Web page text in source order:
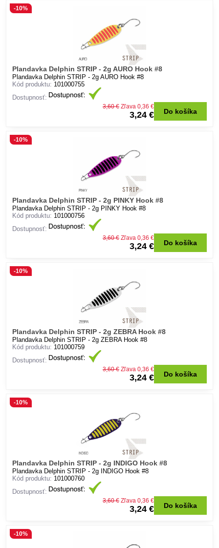
Plandavka Delphin STRIP - 2g AURO Hook #8
-10%
Plandavka Delphin STRIP - 2g AURO Hook #8
Kód produktu: 101000755
Dostupnosť:
3,24 €
3,60 € Zľava 0,36 €
Do košíka
Plandavka Delphin STRIP - 2g PINKY Hook #8
-10%
Plandavka Delphin STRIP - 2g PINKY Hook #8
Kód produktu: 101000756
Dostupnosť:
3,24 €
3,60 € Zľava 0,36 €
Do košíka
Plandavka Delphin STRIP - 2g ZEBRA Hook #8
-10%
Plandavka Delphin STRIP - 2g ZEBRA Hook #8
Kód produktu: 101000759
Dostupnosť:
3,24 €
3,60 € Zľava 0,36 €
Do košíka
Plandavka Delphin STRIP - 2g INDIGO Hook #8
-10%
Plandavka Delphin STRIP - 2g INDIGO Hook #8
Kód produktu: 101000760
Dostupnosť:
3,24 €
3,60 € Zľava 0,36 €
Do košíka
-10%